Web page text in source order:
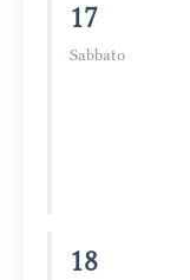
17
Sabbato
18